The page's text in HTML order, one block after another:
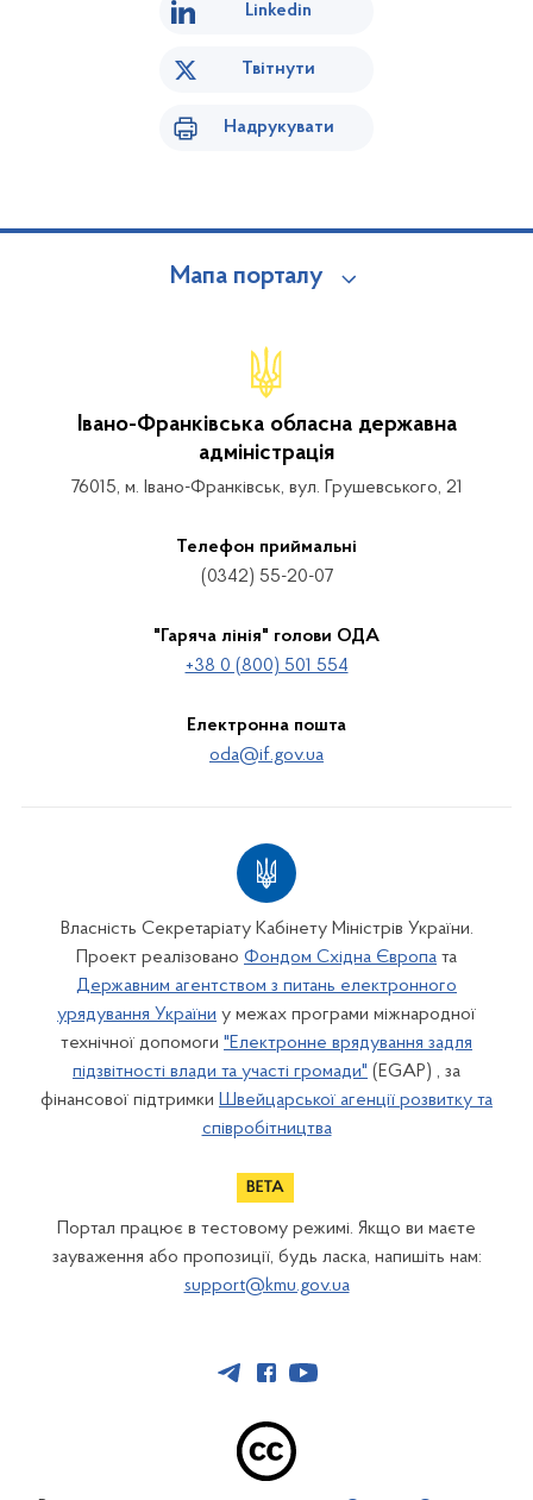
Linkedin
Твітнути
Надрукувати
Мапа порталу
Івано-Франківська обласна державна
адміністрація
76015, м. Івано-Франківськ, вул. Грушевського, 21
Телефон приймальні
(0342) 55-20-07
"Гаряча лінія" голови ОДА
+38 0 (800) 501 554
Електронна пошта
oda@if.gov.ua
Власність Секретаріату Кабінету Міністрів України.
Проект реалізовано Фондом Східна Європа та
Державним агентством з питань електронного
урядування України у межах програми міжнародної
технічної допомоги "Електронне врядування задля
підзвітності влади та участі громади" (EGAP) , за
фінансової підтримки Швейцарської агенції розвитку та
співробітництва
Портал працює в тестовому режимі. Якщо ви маєте
зауваження або пропозиції, будь ласка, напишіть нам:
support@kmu.gov.ua